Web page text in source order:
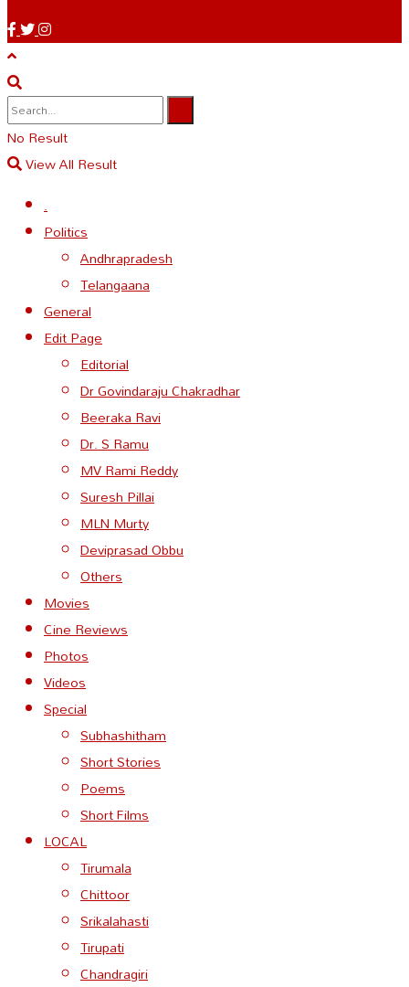
No Result
View All Result
.
Politics
Andhrapradesh
Telangaana
General
Edit Page
Editorial
Dr Govindaraju Chakradhar
Beeraka Ravi
Dr. S Ramu
MV Rami Reddy
Suresh Pillai
MLN Murty
Deviprasad Obbu
Others
Movies
Cine Reviews
Photos
Videos
Special
Subhashitham
Short Stories
Poems
Short Films
LOCAL
Tirumala
Chittoor
Srikalahasti
Tirupati
Chandragiri